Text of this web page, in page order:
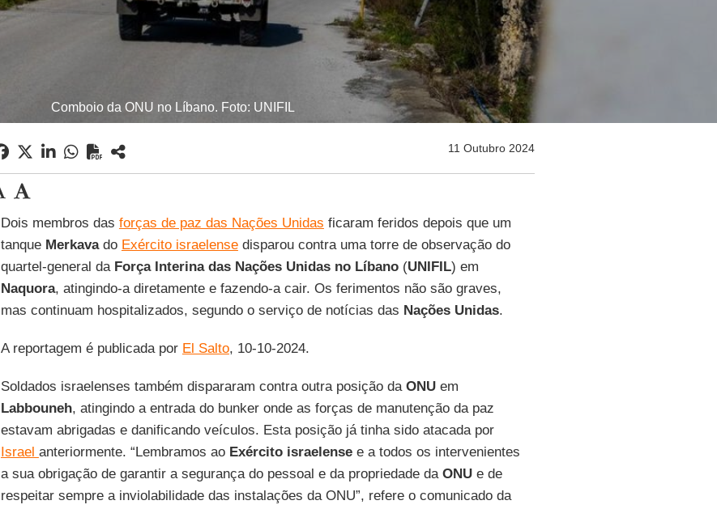
Comboio da ONU no Líbano. Foto: UNIFIL
11 Outubro 2024
Dois membros das forças de paz das Nações Unidas ficaram feridos depois que um
tanque Merkavado Exército israelensedisparou contra uma torre de observação do
quartel-general da Força Interina das Nações Unidas no Líbano(UNIFIL) em
Naquora, atingindo-a diretamente e fazendo-a cair. Os ferimentos não são graves,
mas continuam hospitalizados, segundo o serviço de notícias das Nações Unidas.
A reportagem é publicada por El Salto, 10-10-2024.
Soldados israelenses também dispararam contra outra posição da ONUem
Labbouneh, atingindo a entrada do bunker onde as forças de manutenção da paz
estavam abrigadas e danificando veículos. Esta posição já tinha sido atacada por
Israel anteriormente. “Lembramos ao Exército israelensee a todos os intervenientes
a sua obrigação de garantir a segurança do pessoal e da propriedade da ONUe de
respeitar sempre a inviolabilidade das instalações da ONU”, refere o comunicado da